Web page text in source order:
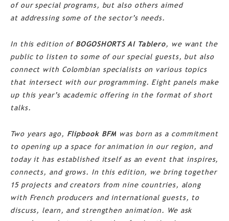
of our special programs, but also others aimed
at addressing some of the sector’s needs.
In this edition of BOGOSHORTS Al Tablero, we want the
public to listen to some of our special guests, but also
connect with Colombian specialists on various topics
that intersect with our programming. Eight panels make
up this year’s academic offering in the format of short
talks.
Two years ago, Flipbook BFM was born as a commitment
to opening up a space for animation in our region, and
today it has established itself as an event that inspires,
connects, and grows. In this edition, we bring together
15 projects and creators from nine countries, along
with French producers and international guests, to
discuss, learn, and strengthen animation. We ask